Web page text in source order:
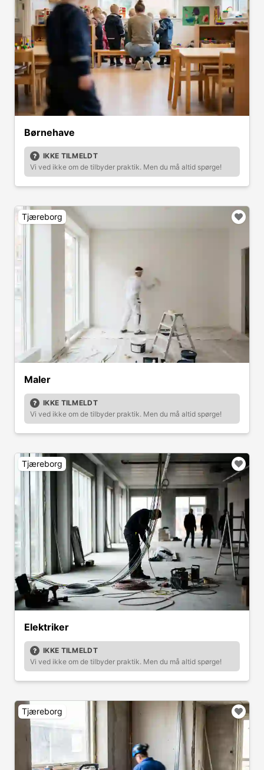
Børnehave
IKKE TILMELDT
Vi ved ikke om de tilbyder praktik. Men du må altid spørge!
Tjæreborg
Maler
IKKE TILMELDT
Vi ved ikke om de tilbyder praktik. Men du må altid spørge!
Tjæreborg
Elektriker
IKKE TILMELDT
Vi ved ikke om de tilbyder praktik. Men du må altid spørge!
Tjæreborg